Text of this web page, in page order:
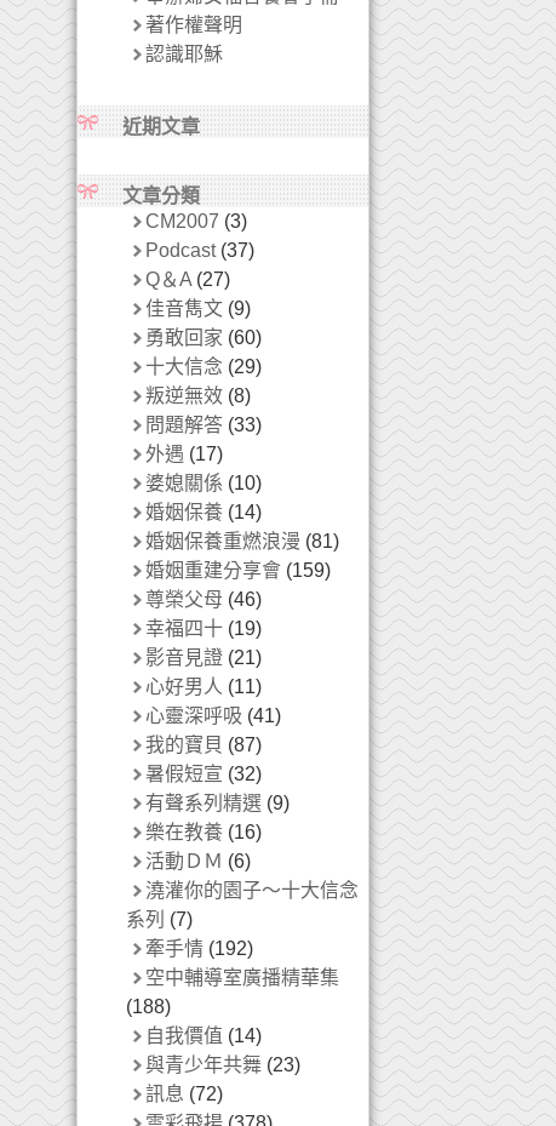
著作權聲明
認識耶穌
近期文章
文章分類
CM2007 (3)
Podcast(37)
Q＆A(27)
佳音雋文(9)
勇敢回家 (60)
十大信念 (29)
叛逆無效(8)
問題解答(33)
外遇 (17)
婆媳關係 (10)
婚姻保養(14)
婚姻保養重燃浪漫 (81)
婚姻重建分享會(159)
尊榮父母 (46)
幸福四十(19)
影音見證(21)
心好男人 (11)
心靈深呼吸 (41)
我的寶貝 (87)
暑假短宣 (32)
有聲系列精選(9)
樂在教養(16)
活動ＤＭ (6)
澆灌你的園子～十大信念
系列 (7)
牽手情(192)
空中輔導室廣播精華集
(188)
自我價值 (14)
與青少年共舞(23)
訊息 (72)